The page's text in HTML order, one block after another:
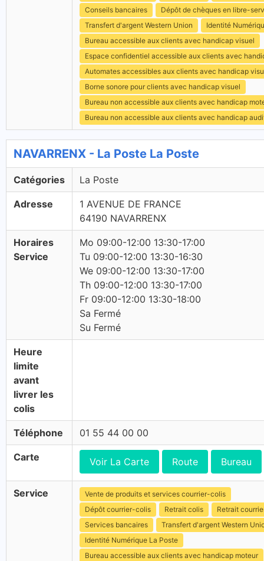
Conseils bancaires
Dépôt de chèques en libre-
Transfert d'argent Western Union
Identité
Bureau accessible aux clients avec handicap visuel
Espace confidentiel accessible aux clients avec
Automates accessibles aux clients avec handicap
Borne sonore pour clients avec handicap visuel
Bureau non accessible aux clients avec handicap
Bureau non accessible aux clients avec handicap
NAVARRENX - La Poste La Poste
Catégories La Poste
Adresse
1 AVENUE DE FRANCE
64190 NAVARRENX
Horaires
Service
Mo 09:00-12:00 13:30-17:00
Tu 09:00-12:00 13:30-16:30
We 09:00-12:00 13:30-17:00
Th 09:00-12:00 13:30-17:00
Fr 09:00-12:00 13:30-18:00
Sa Fermé
Su Fermé
Heure
limite
avant
livrer les
colis
Téléphone 01 55 44 00 00
Carte Voir La Carte Route Bureau
Service
Vente de produits et services courrier-colis
Dépôt courrier-colis
Retrait colis
Retrait
Services bancaires
Transfert d'argent Western
Identité Numérique La Poste
Bureau accessible aux clients avec handicap moteur